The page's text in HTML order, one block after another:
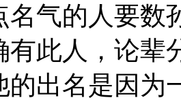
名气的人要数
有此人，论辈
的出名是因为